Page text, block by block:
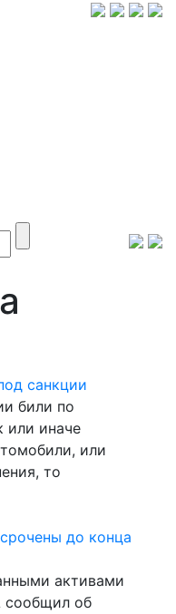
санкции
били по
или иначе
или
то
до конца
активами
сообщил об